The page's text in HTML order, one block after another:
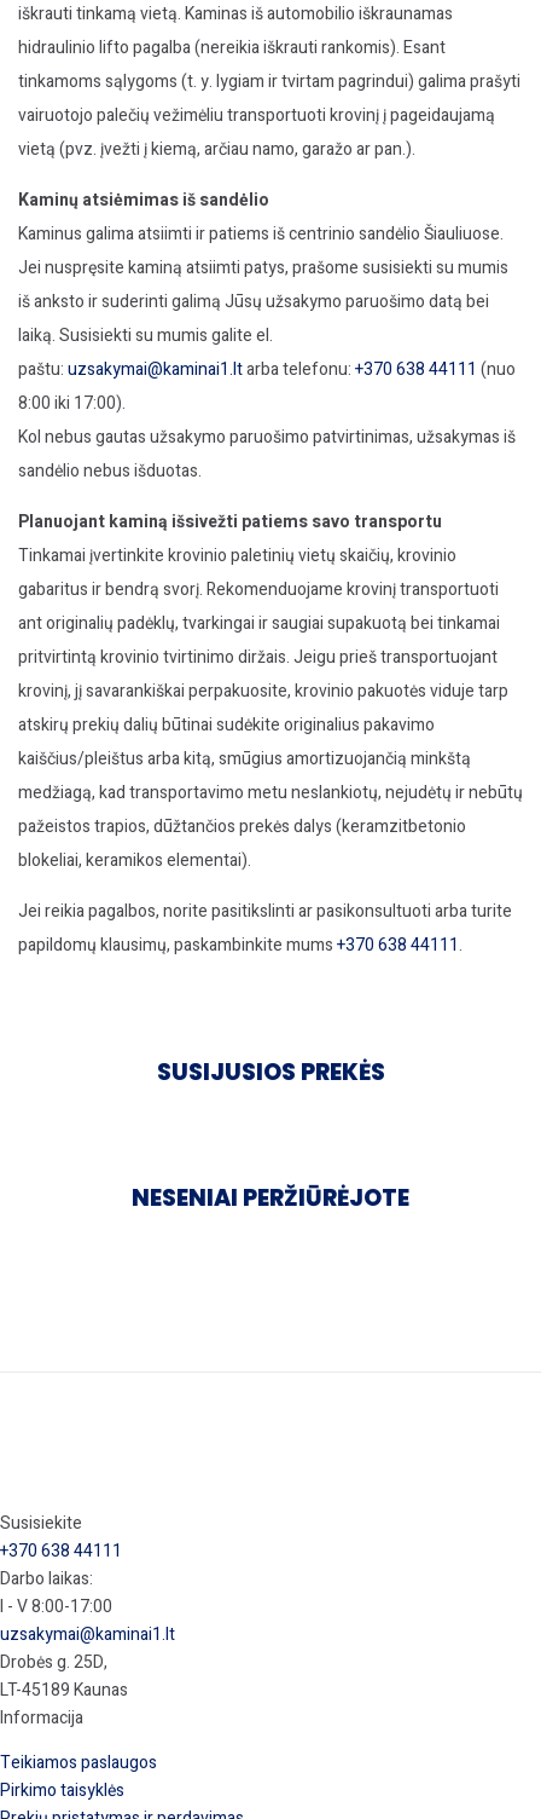
iškrauti tinkamą vietą. Kaminas iš automobilio iškraunamas
hidraulinio lifto pagalba (nereikia iškrauti rankomis). Esant
tinkamoms sąlygoms (t. y. lygiam ir tvirtam pagrindui) galima prašyti
vairuotojo palečių vežimėliu transportuoti krovinį į pageidaujamą
vietą (pvz. įvežti į kiemą, arčiau namo, garažo ar pan.).
Kaminų atsiėmimas iš sandėlio
Kaminus galima atsiimti ir patiems iš centrinio sandėlio Šiauliuose.
Jei nuspręsite kaminą atsiimti patys, prašome susisiekti su mumis
iš anksto ir suderinti galimą Jūsų užsakymo paruošimo datą bei
laiką. Susisiekti su mumis galite el.
paštu:uzsakymai@kaminai1.ltarba telefonu:+370 638 44111 (nuo
8:00 iki 17:00).
Kol nebus gautas užsakymo paruošimo patvirtinimas, užsakymas iš
sandėlio nebus išduotas.
Planuojant kaminą išsivežti patiems savo transportu
Tinkamai įvertinkite krovinio paletinių vietų skaičių, krovinio
gabaritus ir bendrą svorį. Rekomenduojame krovinį transportuoti
ant originalių padėklų, tvarkingai ir saugiai supakuotą bei tinkamai
pritvirtintą krovinio tvirtinimo diržais. Jeigu prieš transportuojant
krovinį, jį savarankiškai perpakuosite, krovinio pakuotės viduje tarp
atskirų prekių dalių būtinai sudėkite originalius pakavimo
kaiščius/pleištus arba kitą, smūgius amortizuojančią minkštą
medžiagą, kad transportavimo metu neslankiotų, nejudėtų ir nebūtų
pažeistos trapios, dūžtančios prekės dalys (keramzitbetonio
blokeliai, keramikos elementai).
Jei reikia pagalbos, norite pasitikslinti ar pasikonsultuoti arba turite
papildomų klausimų, paskambinkite mums+370 638 44111.
SUSIJUSIOS PREKĖS
NESENIAI PERŽIŪRĖJOTE
Susisiekite
+370 638 44111
Darbo laikas:
I - V 8:00-17:00
uzsakymai@kaminai1.lt
Drobės g. 25D,
LT-45189 Kaunas
Informacija
Teikiamos paslaugos
Pirkimo taisyklės